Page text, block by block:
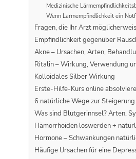
Medizinische
Wenn Lärmempfindlichkeit ein
Fragen, die Ihr Arzt
Empfindlichkeit gegenüber
Akne – Ursachen, Arten,
Ritalin – Wirkung, Verwendung
Kolloidales Silber Wirkung
Erste-Hilfe-Kurs online
6 natürliche Wege zur
Was sind Blutgerinnsel? Arten,
Hämorrhoiden loswerden +
Hormone – Schwankungen
Häufige Ursachen für eine